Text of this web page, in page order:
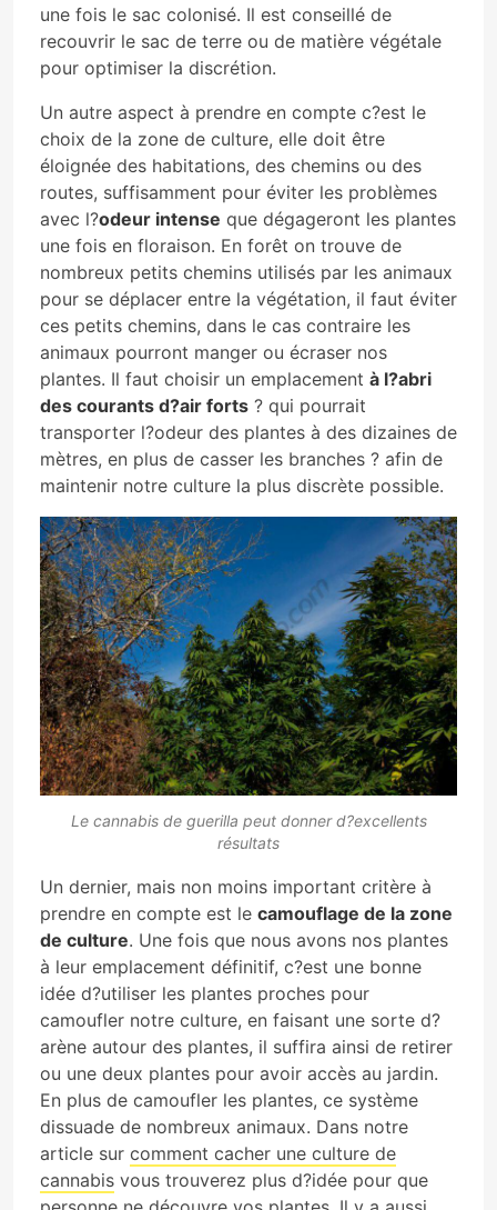
une fois le sac colonisé. Il est conseillé de
recouvrir le sac de terre ou de matière végétale
pour optimiser la discrétion.
Un autre aspect à prendre en compte c?est le
choix de la zone de culture, elle doit être
éloignée des habitations, des chemins ou des
routes, suffisamment pour éviter les problèmes
avec l?odeur intense que dégageront les plantes
une fois en floraison. En forêt on trouve de
nombreux petits chemins utilisés par les animaux
pour se déplacer entre la végétation, il faut éviter
ces petits chemins, dans le cas contraire les
animaux pourront manger ou écraser nos
plantes. Il faut choisir un emplacement à l?abri
des courants d?air forts ? qui pourrait
transporter l?odeur des plantes à des dizaines de
mètres, en plus de casser les branches ? afin de
maintenir notre culture la plus discrète possible.
Le cannabis de guerilla peut donner d?excellents
résultats
Un dernier, mais non moins important critère à
prendre en compte est le camouflage de la zone
de culture. Une fois que nous avons nos plantes
à leur emplacement définitif, c?est une bonne
idée d?utiliser les plantes proches pour
camoufler notre culture, en faisant une sorte d?
arène autour des plantes, il suffira ainsi de retirer
ou une deux plantes pour avoir accès au jardin.
En plus de camoufler les plantes, ce système
dissuade de nombreux animaux. Dans notre
article sur comment cacher une culture de
cannabis vous trouverez plus d?idée pour que